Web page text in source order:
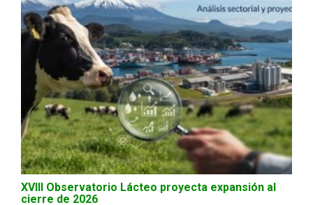
XVIII Observatorio Lácteo proyecta expansión al
cierre de 2026